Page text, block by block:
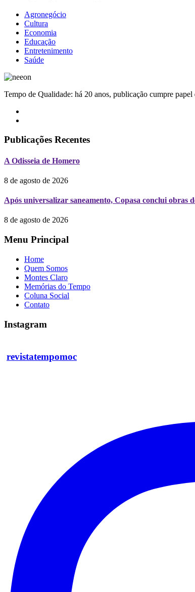
Agronegócio
Cultura
Economia
Educação
Entretenimento
Saúde
Tempo de Qualidade: há 20 anos, publicação cumpre
Publicações Recentes
A Odisseia de Homero
8 de agosto de 2026
Após universalizar saneamento, Copasa conclui obras
8 de agosto de 2026
Menu Principal
Home
Quem Somos
Montes Claro
Memórias do Tempo
Coluna Social
Contato
Instagram
revistatempomoc